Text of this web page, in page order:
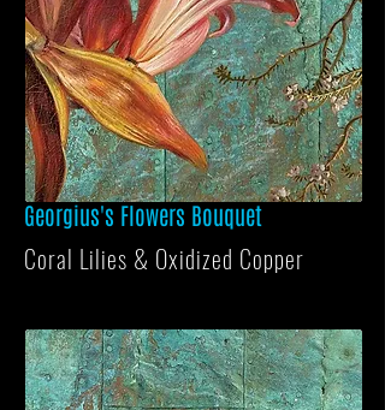
Georgius's Flowers Bouquet
Coral Lilies & Oxidized Copper